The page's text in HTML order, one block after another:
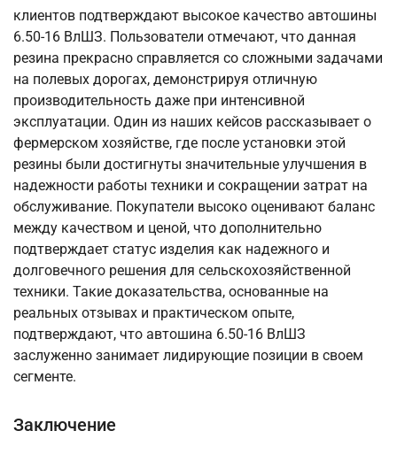
клиентов подтверждают высокое качество автошины
6.50-16 ВлШЗ. Пользователи отмечают, что данная
резина прекрасно справляется со сложными задачами
на полевых дорогах, демонстрируя отличную
производительность даже при интенсивной
эксплуатации. Один из наших кейсов рассказывает о
фермерском хозяйстве, где после установки этой
резины были достигнуты значительные улучшения в
надежности работы техники и сокращении затрат на
обслуживание. Покупатели высоко оценивают баланс
между качеством и ценой, что дополнительно
подтверждает статус изделия как надежного и
долговечного решения для сельскохозяйственной
техники. Такие доказательства, основанные на
реальных отзывах и практическом опыте,
подтверждают, что автошина 6.50-16 ВлШЗ
заслуженно занимает лидирующие позиции в своем
сегменте.
Заключение